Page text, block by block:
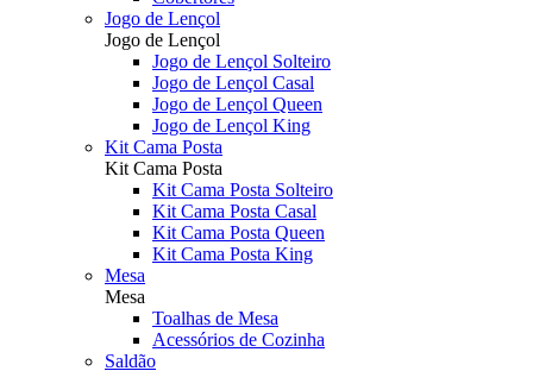
Jogo de Lençol
Jogo de Lençol
Jogo de Lençol Solteiro
Jogo de Lençol Casal
Jogo de Lençol Queen
Jogo de Lençol King
Kit Cama Posta
Kit Cama Posta
Kit Cama Posta Solteiro
Kit Cama Posta Casal
Kit Cama Posta Queen
Kit Cama Posta King
Mesa
Mesa
Toalhas de Mesa
Acessórios de Cozinha
Saldão